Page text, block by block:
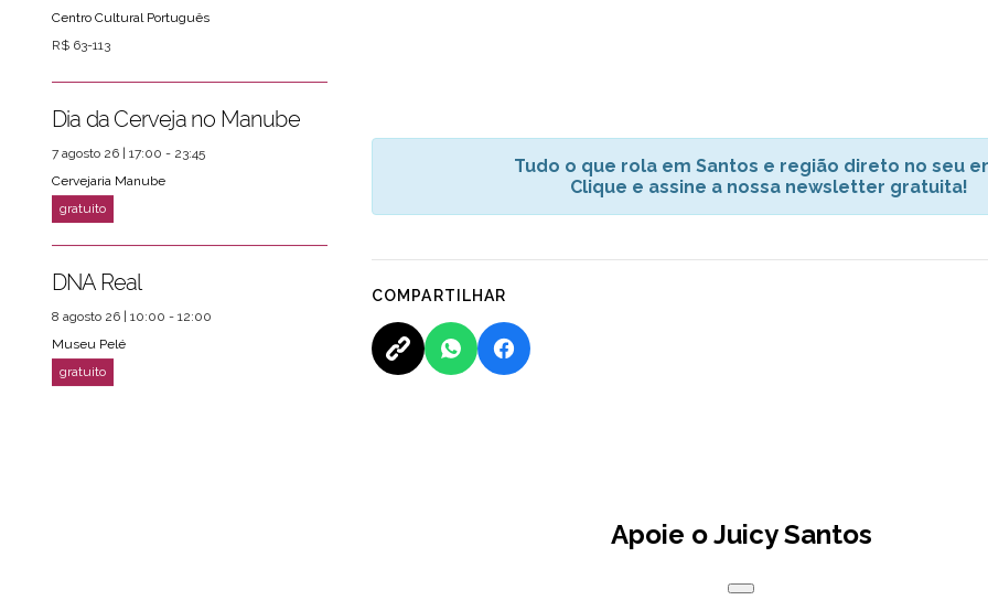
Tudo o que rola em Santos e região direto no seu
Clique e assine a nossa newsletter gratuita!
COMPARTILHAR
Centro Cultural Português
R$ 63-113
Dia da Cerveja no Manube
7 agosto 26 | 17:00 - 23:45
Cervejaria Manube
DNA Real
8 agosto 26 | 10:00 - 12:00
Museu Pelé
Apoie o Juicy Santos